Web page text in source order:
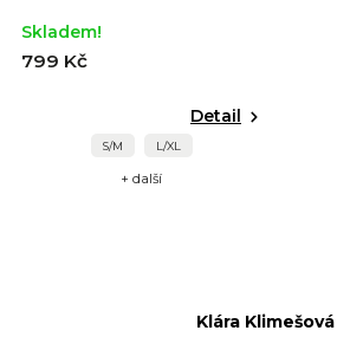
Skladem!
799 Kč
Detail
S/M L/XL
+ další
Klára Klimešová